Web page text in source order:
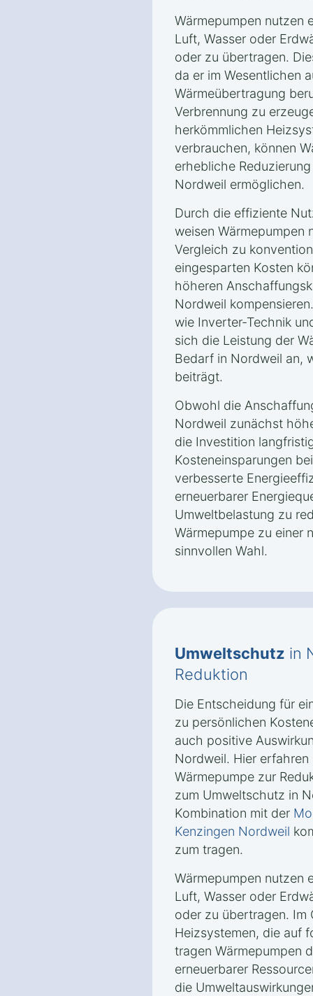
Wärmepumpen nutzen
Luft, Wasser oder
oder zu übertragen.
da er im Wesentlichen
Wärmeübertragung
Verbrennung zu
herkömmlichen
verbrauchen, können
erhebliche
Nordweil ermöglichen.
Durch die effiziente
weisen Wärmepumpen
Vergleich zu
eingesparten Kosten
höheren
Nordweil
wie Inverter-Technik
sich die Leistung der
Bedarf in Nordweil an,
beiträgt.
Obwohl die
Nordweil zunächst
die Investition
Kosteneinsparungen
verbesserte
erneuerbarer
Umweltbelastung zu
Wärmepumpe zu einer
sinnvollen Wahl.
Umweltschutz in
Reduktion
Die Entscheidung für
zu persönlichen
auch positive
Nordweil. Hier
Wärmepumpe zur
zum Umweltschutz in
Kombination mit der
Kenzingen Nordweil
zum tragen.
Wärmepumpen nutzen
Luft, Wasser oder
oder zu übertragen. Im
Heizsystemen, die auf
tragen Wärmepumpen
erneuerbarer
die